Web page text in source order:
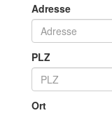
Adresse
PLZ
Ort